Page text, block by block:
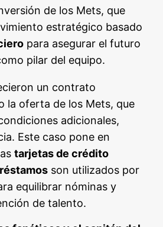
de los Mets, que
estratégico basado
para asegurar el futuro
pilar del equipo.
un contrato
la oferta de los Mets, que
adicionales,
Este caso pone en
tarjetas de crédito
son utilizados por
equilibrar nóminas y
de talento.